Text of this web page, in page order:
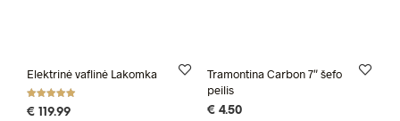
Elektrinė vaflinė Lakomka
Įvertinimas
:€ 119.99
Tramontina Carbon 7″ šefo
peilis
€ 4.50